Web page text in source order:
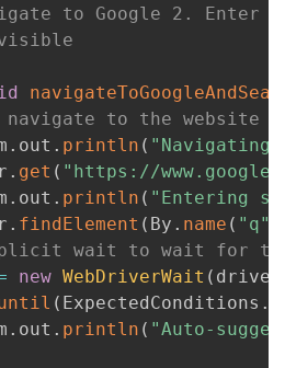
to Google 2. Enter
to the website
. out . println ( "Navigating
. get ( "https://
. out . println ( "Entering
. findElement ( By . name ( "q"
wait to wait for the
new WebDriverWait ( driver
( ExpectedConditions .
. out . println ( "Auto-